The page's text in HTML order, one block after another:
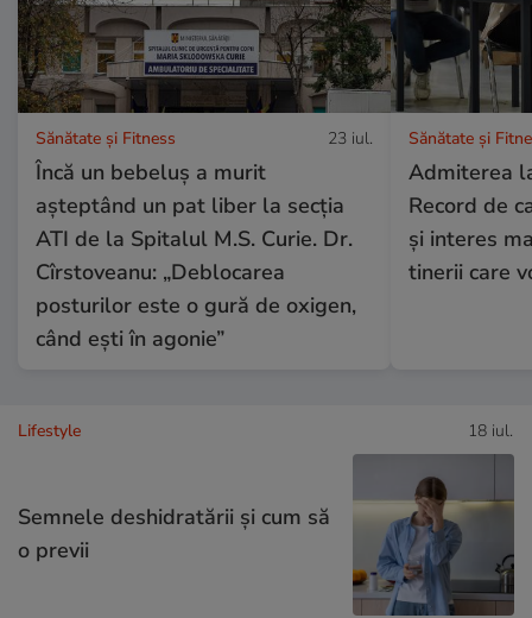
Sănătate și Fitness 23 iul.
Încă un bebeluș a murit
așteptând un pat liber la secția
ATI de la Spitalul M.S. Curie. Dr.
Cîrstoveanu: „Deblocarea
posturilor este o gură de oxigen,
când ești în agonie”
Sănătate și
Admiterea
Record de
și interes
tinerii care
Lifestyle 18 iul.
Semnele deshidratării și cum să
o previi